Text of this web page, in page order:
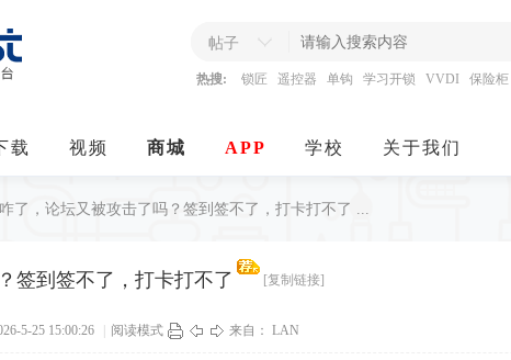
帖子
热搜: 锁匠 遥控器 单钩 学习开锁 VVDI 保险柜
载 视频 商城 APP 学校 关于我们
咋了，论坛又被攻击了吗？签到签不了，打卡打不了 ...
签到签不了，打卡打不了 [复制链接]
5-25 15:00:26 阅读模式 来自： LAN